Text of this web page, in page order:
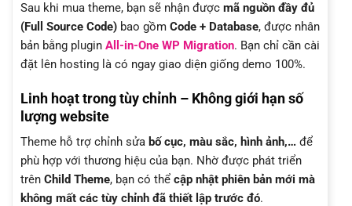
Sau khi mua theme, bạn sẽ nhận được mã nguồn đầy đủ
(Full Source Code) bao gồm Code + Database, được nhân
bản bằng plugin All-in-One WP Migration. Bạn chỉ cần cài
đặt lên hosting là có ngay giao diện giống demo 100%.
Linh hoạt trong tùy chỉnh – Không giới hạn số
lượng website
Theme hỗ trợ chỉnh sửa bố cục, màu sắc, hình ảnh,… để
phù hợp với thương hiệu của bạn. Nhờ được phát triển
trên Child Theme, bạn có thể cập nhật phiên bản mới mà
không mất các tùy chỉnh đã thiết lập trước đó.